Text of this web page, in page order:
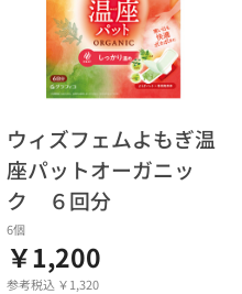
ウィズフェムよもぎ温
座パットオーガニッ
ク ６回分
6個
￥1,200
参考税込 ￥1,320